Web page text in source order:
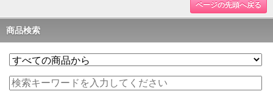
ページの先頭へ戻る
商品検索